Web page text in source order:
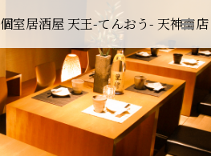
室居酒屋 天王-てんおう- 天神南店